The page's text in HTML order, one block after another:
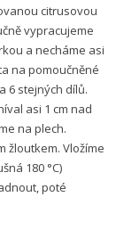
citrusovou
vypracujeme
a necháme asi
na pomou­čněné
6 stejných dílů.
asi 1 cm nad
na plech.
žloutkem. Vložíme
180 °C)
poté